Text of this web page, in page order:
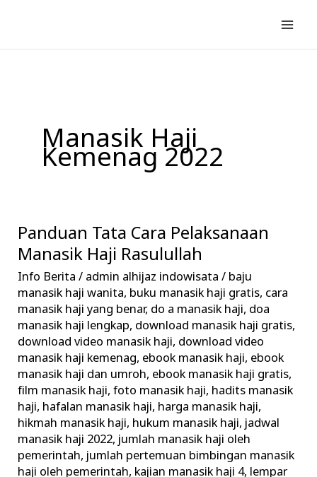
konten
Manasik Haji
Kemenag 2022
Panduan Tata Cara Pelaksanaan
Manasik Haji Rasulullah
Info Berita / admin alhijaz indowisata/ baju
manasik haji wanita, buku manasik haji gratis, cara
manasik haji yang benar, do a manasik haji, doa
manasik haji lengkap, download manasik haji gratis,
download video manasik haji, download video
manasik haji kemenag, ebook manasik haji, ebook
manasik haji dan umroh, ebook manasik haji gratis,
film manasik haji,foto manasik haji, hadits manasik
haji, hafalan manasik haji, harga manasik haji,
hikmah manasik haji, hukum manasik haji, jadwal
manasik haji 2022, jumlah manasik haji oleh
pemerintah, jumlah pertemuan bimbingan manasik
haji oleh pemerintah, kajian manasik haji 4, lempar
Panduan
Tata
Cara
Pelaksanaan
Manasik
Haji
Rasulullah